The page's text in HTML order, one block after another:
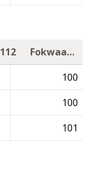
112
Fokwaarde
100
100
101